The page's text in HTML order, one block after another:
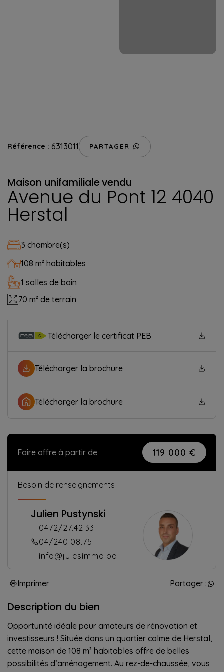
Référence : 6313011 PARTAGER
Maison unifamilialevendu
Avenue du Pont 12 4040
Herstal
3 chambre(s)
108 m² habitables
1 salles de bain
70 m² de terrain
Télécharger le certificat PEB
Télécharger la brochure
Télécharger la brochure
Faire offre à partir de 119 000 €
Besoin de renseignements
Julien Pustynski
0472/27.42.33
04/240.08.75
info@julesimmo.be
Imprimer Partager :
Description du bien
Opportunité idéale pour amateurs de rénovation et
investisseurs ! Située dans un quartier calme de Herstal,
cette maison de 108 m² habitables offre de belles
possibilités d’aménagement. Au rez-de-chaussée, vous